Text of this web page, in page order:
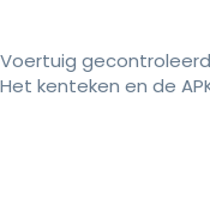
Voertuig gecontroleerd
Het kenteken en de